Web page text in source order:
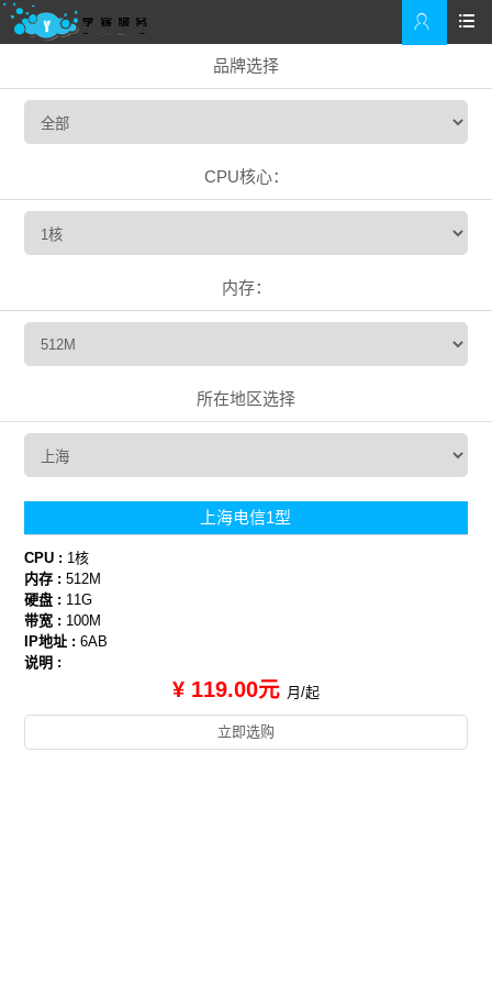


品牌选择
CPU核心：
内存：
所在地区选择
上海电信1型
CPU : 1核
内存 :512M
硬盘 : 11G
带宽 : 100M
IP地址 :6AB
说明 :
¥ 119.00元 月/起
立即选购